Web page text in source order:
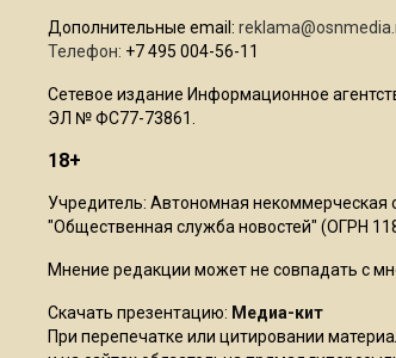
Дополнительные email:
Телефон: +7 495 004-56-11
Сетевое издание Информационное
ЭЛ № ФС77-73861.
18+
Учредитель: Автономная
"Общественная служба новостей" (ОГРН
Мнение редакции может не совпадать с
Скачать презентацию: Медиа-кит
При перепечатке или цитировании